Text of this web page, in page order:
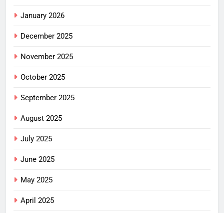
January 2026
December 2025
November 2025
October 2025
September 2025
August 2025
July 2025
June 2025
May 2025
April 2025